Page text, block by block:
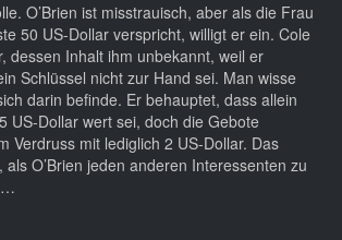
O’Brien ist misstrauisch, aber als die Frau
50 US-Dollar verspricht, willigt er ein. Cole
dessen Inhalt ihm unbekannt, weil er
Schlüssel nicht zur Hand sei. Man wisse
darin befinde. Er behauptet, dass allein
US-Dollar wert sei, doch die Gebote
Verdruss mit lediglich 2 US-Dollar. Das
O’Brien jeden anderen Interessenten zu